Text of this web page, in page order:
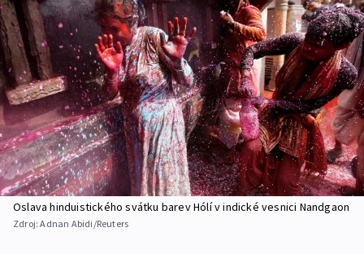
Oslava hinduistického svátku barev Hólí v indické vesnici Nandgaon
Zdroj:Adnan Abidi/Reuters